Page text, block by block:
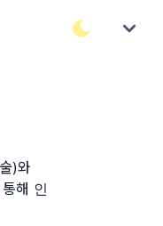
)와
해 인